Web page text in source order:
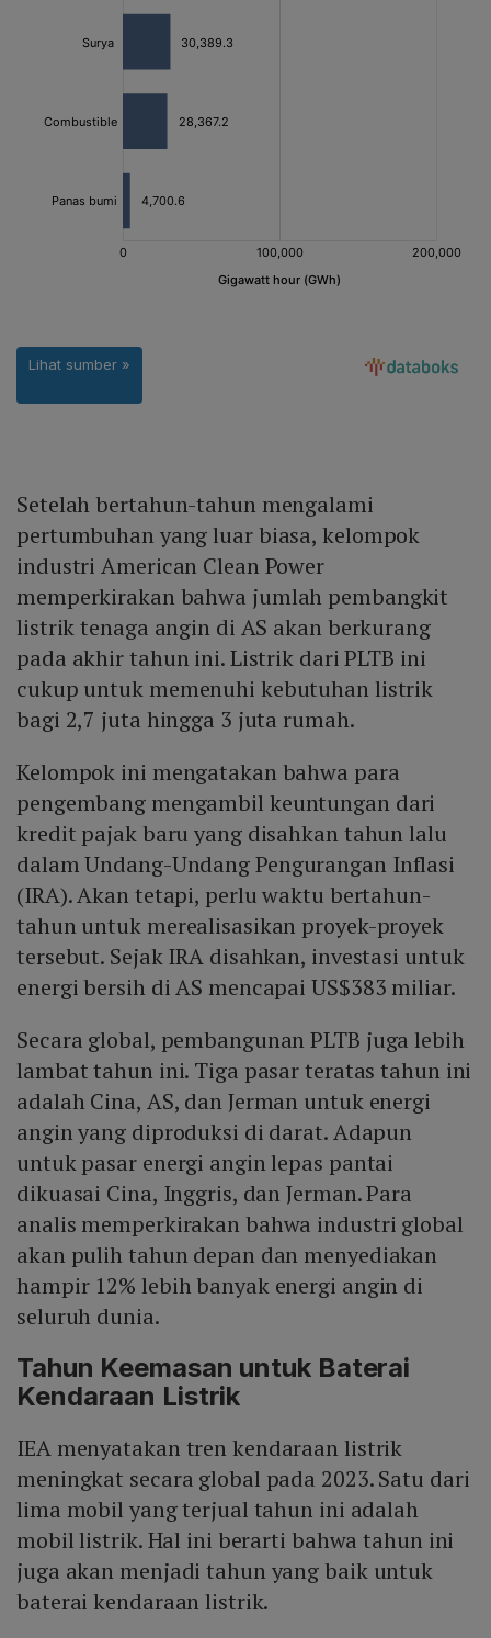
Setelah bertahun-tahun mengalami
pertumbuhan yang luar biasa, kelompok
industri American Clean Power
memperkirakan bahwa jumlah pembangkit
listrik tenaga angin di AS akan berkurang
pada akhir tahun ini. Listrik dari PLTB ini
cukup untuk memenuhi kebutuhan listrik
bagi 2,7 juta hingga 3 juta rumah.
Kelompok ini mengatakan bahwa para
pengembang mengambil keuntungan dari
kredit pajak baru yang disahkan tahun lalu
dalam Undang-Undang Pengurangan Inflasi
(IRA). Akan tetapi, perlu waktu bertahun-
tahun untuk merealisasikan proyek-proyek
tersebut. Sejak IRA disahkan, investasi untuk
energi bersih di AS mencapai US$383 miliar.
Secara global, pembangunan PLTB juga lebih
lambat tahun ini. Tiga pasar teratas tahun ini
adalah Cina, AS, dan Jerman untuk energi
angin yang diproduksi di darat. Adapun
untuk pasar energi angin lepas pantai
dikuasai Cina, Inggris, dan Jerman. Para
analis memperkirakan bahwa industri global
akan pulih tahun depan dan menyediakan
hampir 12% lebih banyak energi angin di
seluruh dunia.
Tahun Keemasan untuk Baterai
Kendaraan Listrik
IEA menyatakan tren kendaraan listrik
meningkat secara global pada 2023. Satu dari
lima mobil yang terjual tahun ini adalah
mobil listrik. Hal ini berarti bahwa tahun ini
juga akan menjadi tahun yang baik untuk
baterai kendaraan listrik.